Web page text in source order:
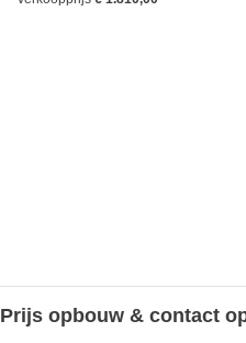
Prijs opbouw & contact